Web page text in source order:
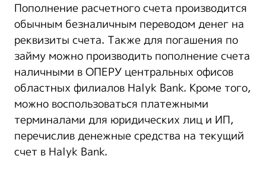
Пополнение расчетного счета производится
обычным безналичным переводом денег на
реквизиты счета. Также для погашения по
займу можно производить пополнение счета
наличными в ОПЕРУ центральных офисов
областных филиалов Halyk Bank. Кроме того,
можно воспользоваться платежными
терминалами для юридических лиц и ИП,
перечислив денежные средства на текущий
счет в Halyk Bank.